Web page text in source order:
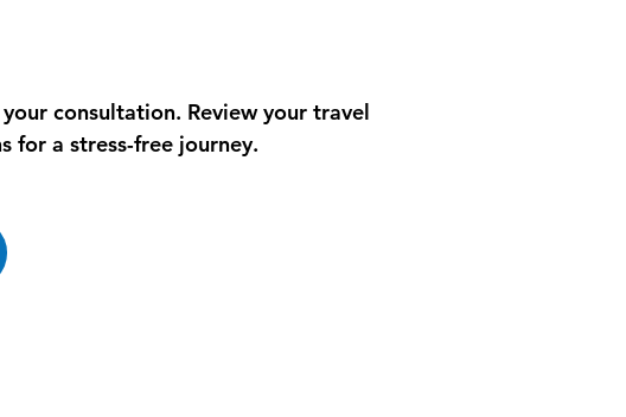
consultation. Review your travel
for a stress-free journey.